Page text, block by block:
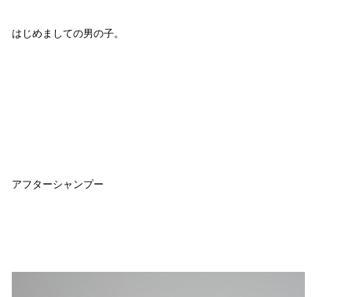
はじめましての男の子。
アフターシャンプー